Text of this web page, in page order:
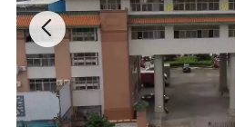
9.pouvez-vous personnaliser
? Oui, nous prenons en charge la
volantes, des étiquettes tissées et de
10.Quelles méthodes d'expédition
proposons des services de fret